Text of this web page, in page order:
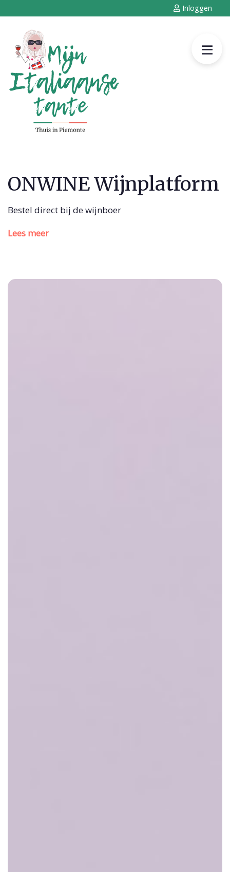
Inloggen
ONWINE Wijnplatform
Bestel direct bij de wijnboer
Lees meer